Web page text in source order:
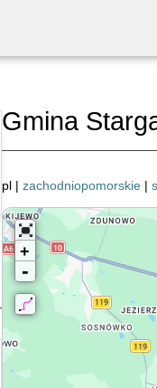
Gmina
pl | zachodniopomorskie|
+
-